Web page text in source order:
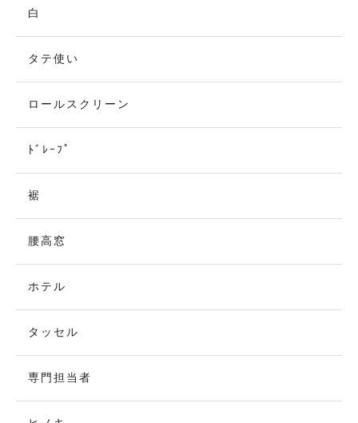
白
タテ使い
ロールスクリーン
ﾄﾞﾚｰﾌﾟ
裾
腰高窓
ホテル
タッセル
専門担当者